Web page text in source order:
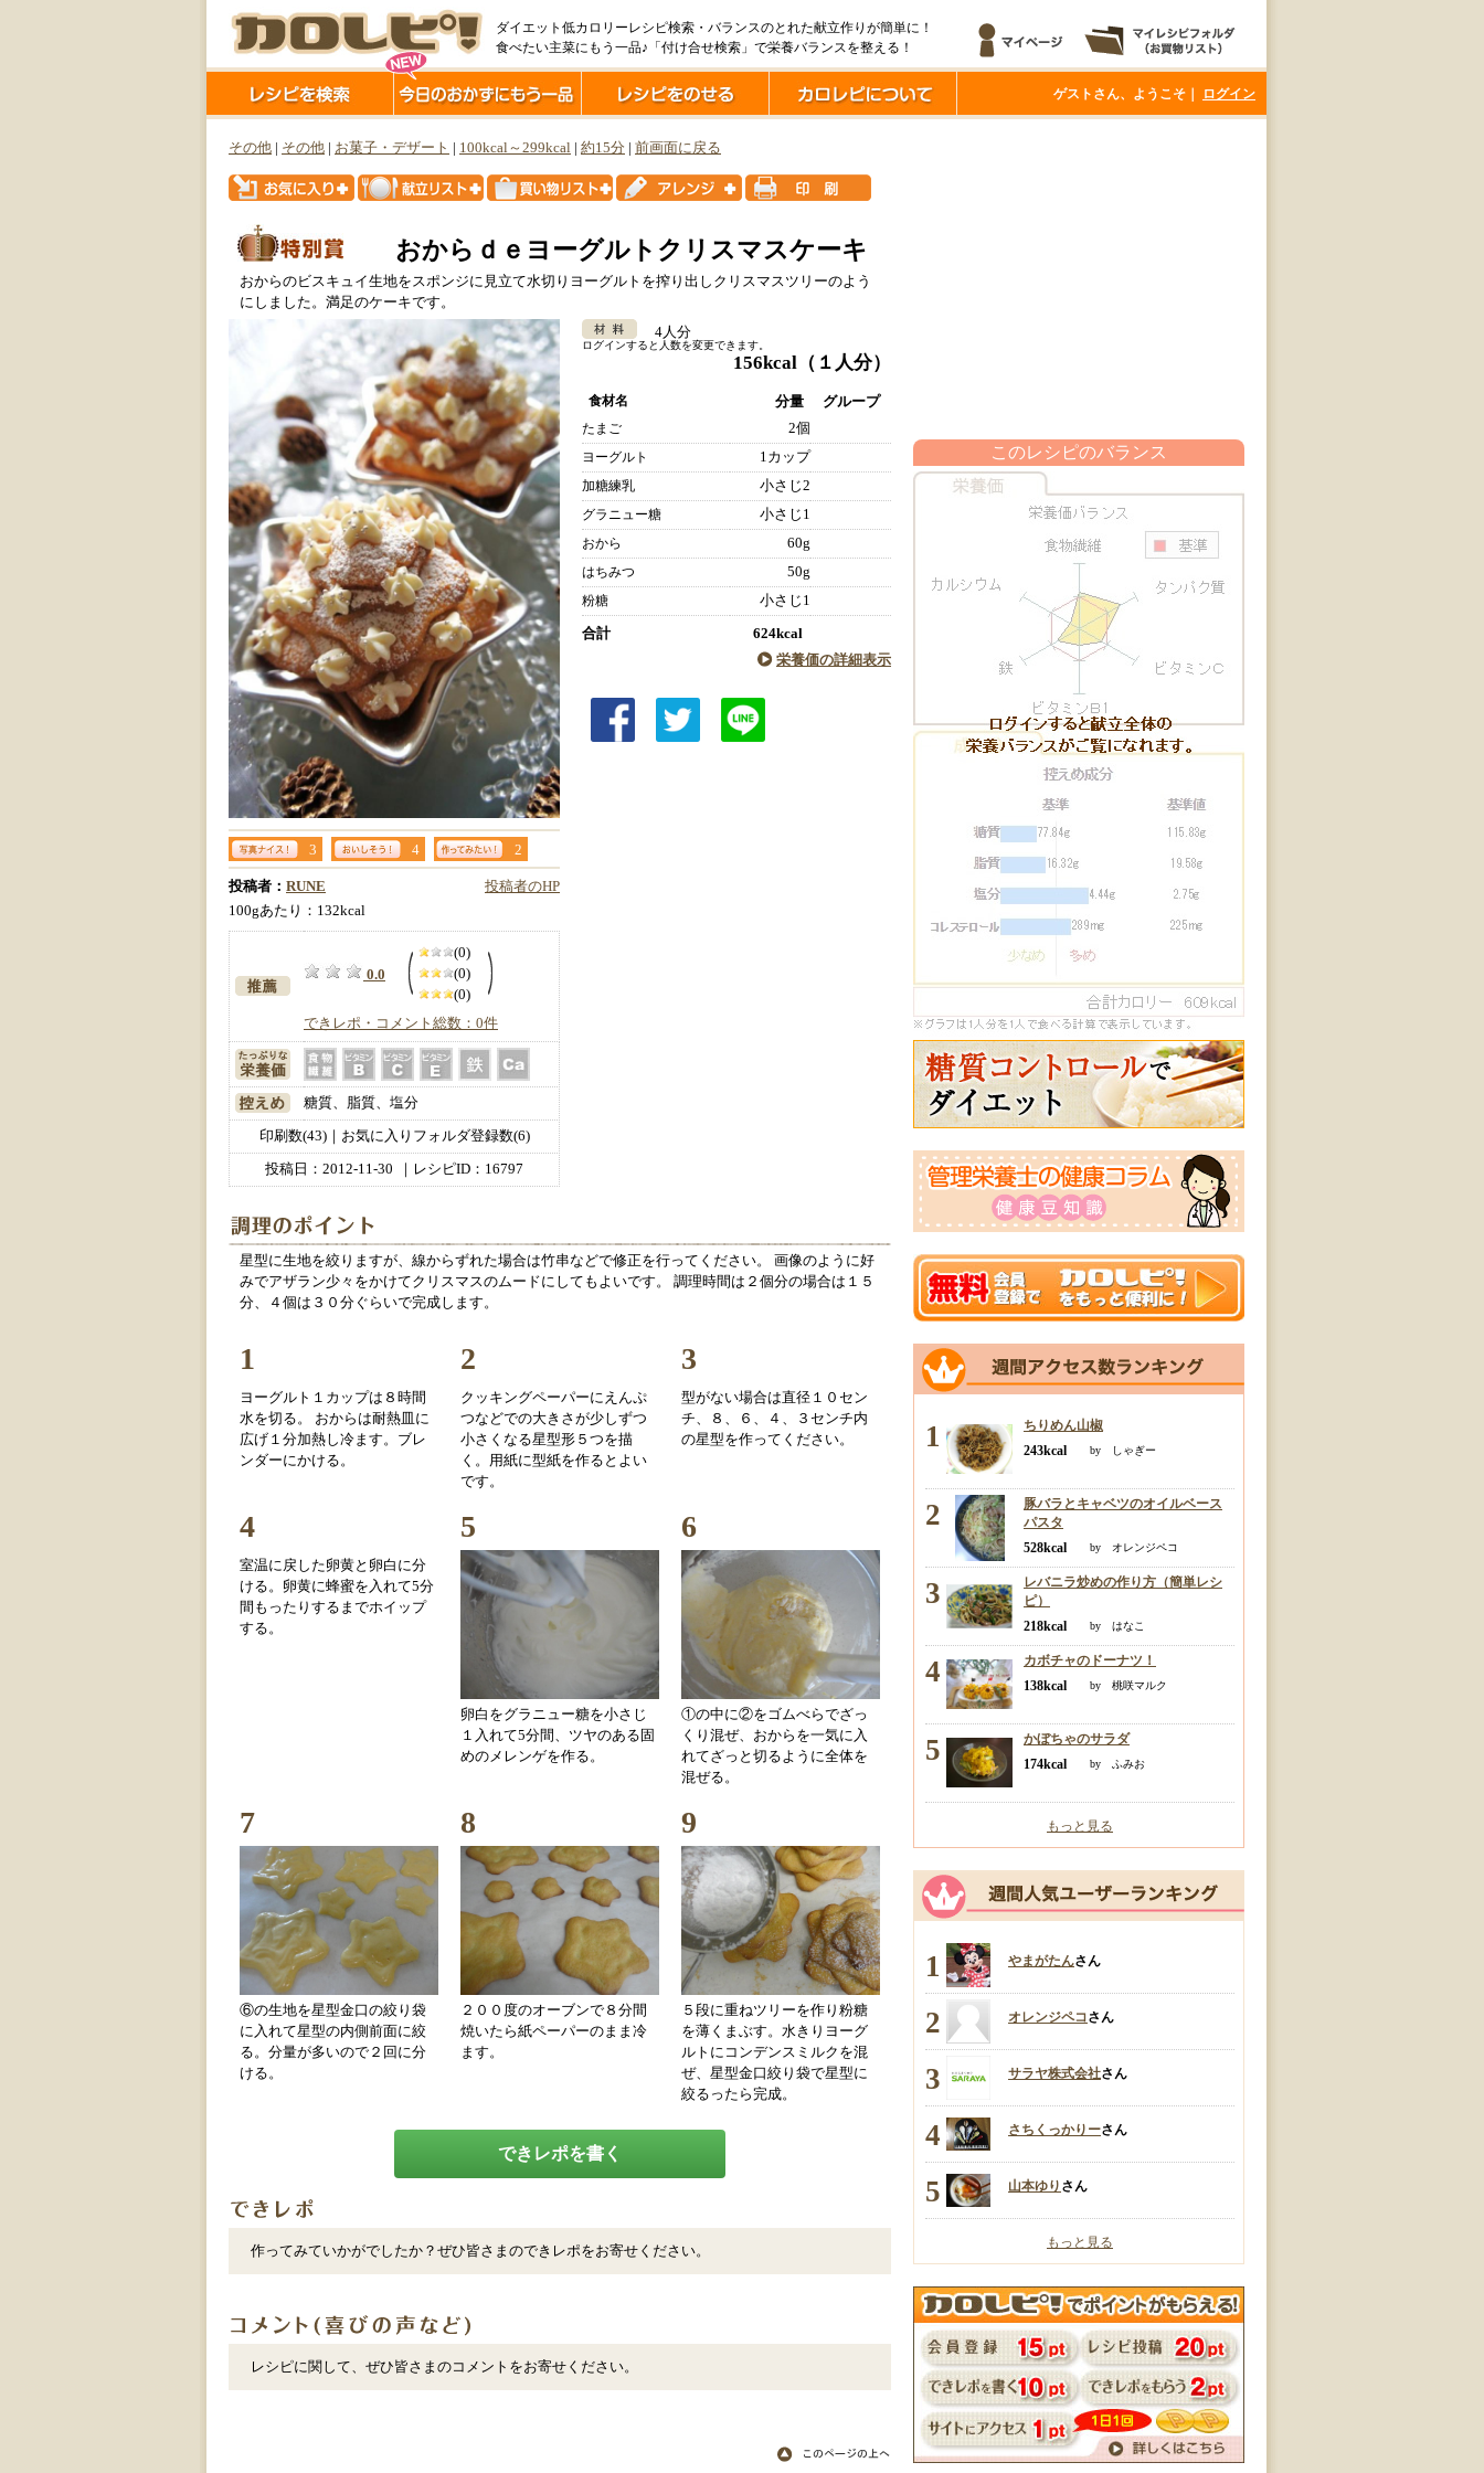
ダイエット低カロリーレシピ検索・バランスのとれた献立作りが簡単に！
食べたい主菜にもう一品♪「付け合せ検索」で栄養バランスを整える！
ゲストさん、ようこそ｜ ログイン
その他 その他 お菓子・デザート 100kcal～299kcal 約15分 前画面に戻る
おからｄｅヨーグルトクリスマスケーキ
おからのビスキュイ生地をスポンジに見立て水切りヨーグルトを搾り出しクリスマスツリーのよう
にしました。満足のケーキです。
3 4 2
投稿者のHP
投稿者： RUNE
100gあたり：132kcal
0.0
(0)
(0)
(0)
できレポ・コメント総数：0件
糖質、脂質、塩分
印刷数(43)｜お気に入りフォルダ登録数(6)
投稿日： 2012-11-30 ｜レシピID：16797
4人分
ログインすると人数を変更できます。
156kcal （１人分）
食材名 分量 グループ
たまご 2個
ヨーグルト 1カップ
加糖練乳 小さじ2
グラニュー糖 小さじ1
おから 60g
はちみつ 50g
粉糖 小さじ1
合計
624kcal
栄養価の詳細表示
星型に生地を絞りますが、線からずれた場合は竹串などで修正を行ってください。 画像のように好
みでアザラン少々をかけてクリスマスのムードにしてもよいです。 調理時間は２個分の場合は１５
分、４個は３０分ぐらいで完成します。
1
ヨーグルト１カップは８時間
水を切る。 おからは耐熱皿に
広げ１分加熱し冷ます。ブレ
ンダーにかける。
2
クッキングペーパーにえんぷ
つなどでの大きさが少しずつ
小さくなる星型形５つを描
く。用紙に型紙を作るとよい
です。
3
型がない場合は直径１０セン
チ、８、６、４、３センチ内
の星型を作ってください。
4
室温に戻した卵黄と卵白に分
ける。卵黄に蜂蜜を入れて5分
間もったりするまでホイップ
する。
5
卵白をグラニュー糖を小さじ
１入れて5分間、ツヤのある固
めのメレンゲを作る。
6
①の中に②をゴムべらでざっ
くり混ぜ、おからを一気に入
れてざっと切るように全体を
混ぜる。
7
⑥の生地を星型金口の絞り袋
に入れて星型の内側前面に絞
る。分量が多いので２回に分
ける。
8
２００度のオーブンで８分間
焼いたら紙ペーパーのまま冷
ます。
9
５段に重ねツリーを作り粉糖
を薄くまぶす。水きりヨーグ
ルトにコンデンスミルクを混
ぜ、星型金口絞り袋で星型に
絞るったら完成。
できレポを書く
作ってみていかがでしたか？ぜひ皆さまのできレポをお寄せください。
レシピに関して、ぜひ皆さまのコメントをお寄せください。
このレシピのバランス
1
ちりめん山椒
243kcal
by しゃぎー
2
豚バラとキャベツのオイルベース
パスタ
528kcal
by オレンジペコ
3
レバニラ炒めの作り方（簡単レシ
ピ）
218kcal
by はなこ
4
カボチャのドーナツ！
138kcal
by 桃咲マルク
5
かぼちゃのサラダ
174kcal
by ふみお
もっと見る
1 やまがたんさん
2 オレンジペコさん
3 サラヤ株式会社さん
4 さちくっかりーさん
5 山本ゆり さん
もっと見る